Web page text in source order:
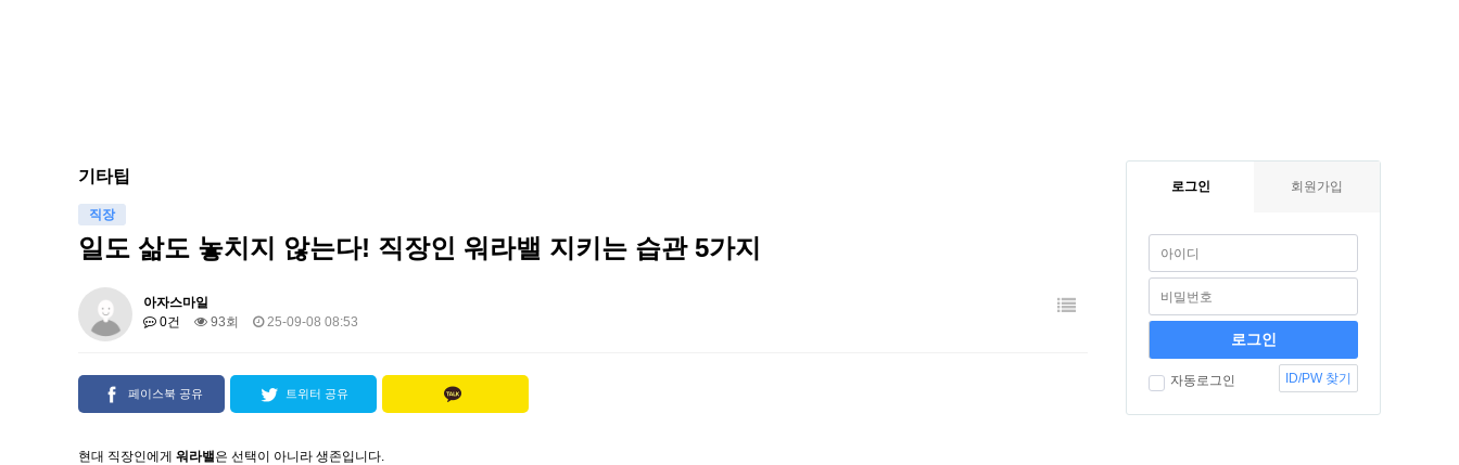
기타팁
직장
일도 삶도 놓치지 않는다! 직장인 워라밸 지키는 습관 5가지
아자스마일
0건
93회 25-09-08 08:53
페이스북 공유 트위터 공유
현대 직장인에게 워라밸은 선택이 아니라 생존입니다.
로그인 회원가입
자동로그인 ID/PW 찾기